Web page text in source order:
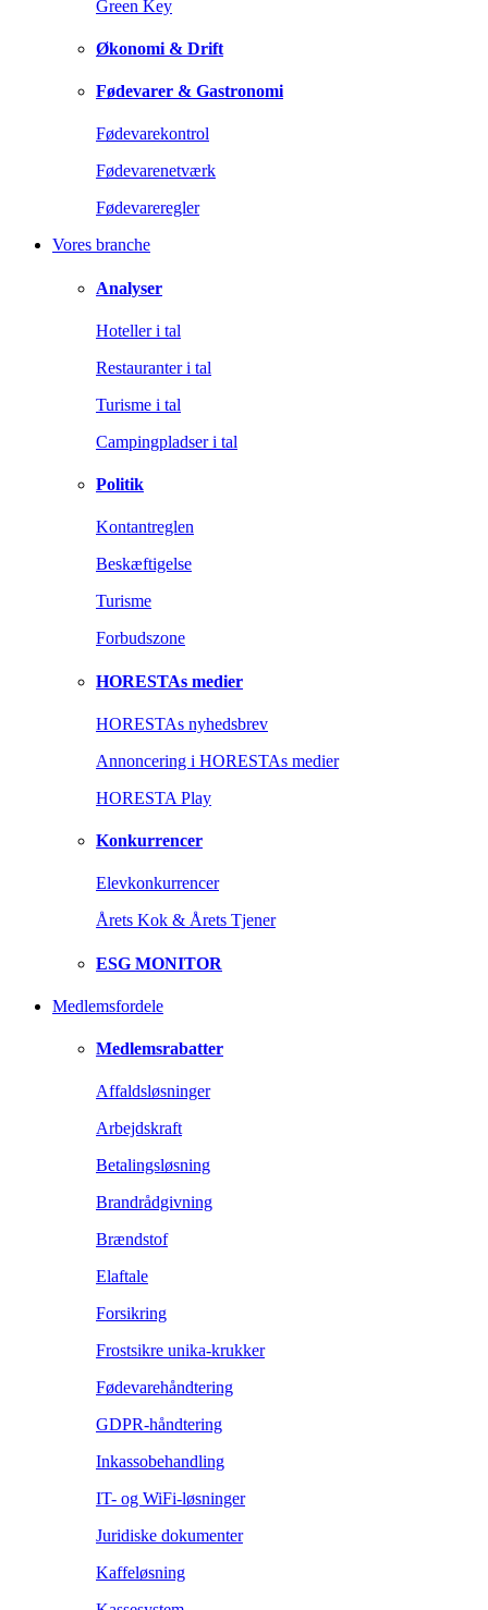
Green Key
Økonomi & Drift
Fødevarer & Gastronomi
Fødevarekontrol
Fødevarenetværk
Fødevareregler
Vores branche
Analyser
Hoteller i tal
Restauranter i tal
Turisme i tal
Campingpladser i tal
Politik
Kontantreglen
Beskæftigelse
Turisme
Forbudszone
HORESTAs medier
HORESTAs nyhedsbrev
Annoncering i HORESTAs medier
HORESTA Play
Konkurrencer
Elevkonkurrencer
Årets Kok & Årets Tjener
ESG MONITOR
Medlemsfordele
Medlemsrabatter
Affaldsløsninger
Arbejdskraft
Betalingsløsning
Brandrådgivning
Brændstof
Elaftale
Forsikring
Frostsikre unika-krukker
Fødevarehåndtering
GDPR-håndtering
Inkassobehandling
IT- og WiFi-løsninger
Juridiske dokumenter
Kaffeløsning